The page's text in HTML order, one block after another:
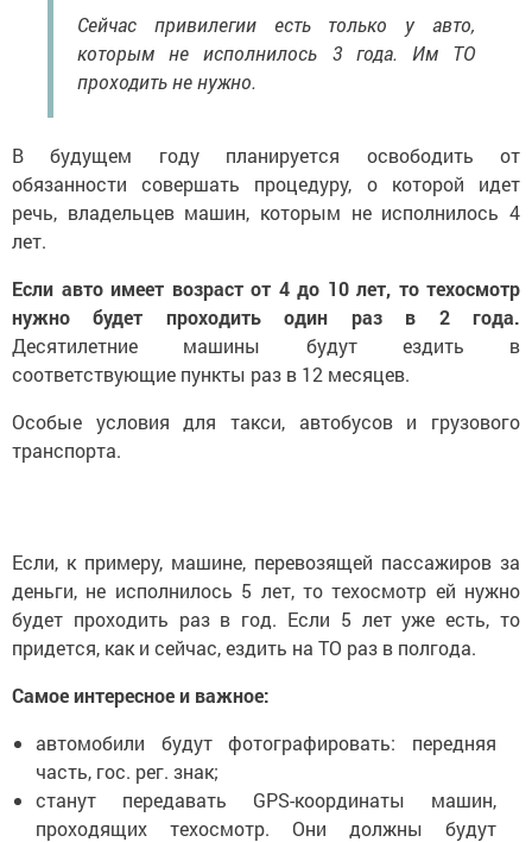
Сейчас привилегии есть только у авто,
которым не исполнилось 3 года. Им ТО
проходить не нужно.
В будущем году планируется освободить от
обязанности совершать процедуру, о которой идет
речь, владельцев машин, которым не исполнилось 4
лет.
Если авто имеет возраст от 4 до 10 лет, то техосмотр
нужно будет проходить один раз в 2 года.
Десятилетние машины будут ездить в
соответствующие пункты раз в 12 месяцев.
Особые условия для такси, автобусов и грузового
транспорта.
Если, к примеру, машине, перевозящей пассажиров за
деньги, не исполнилось 5 лет, то техосмотр ей нужно
будет проходить раз в год. Если 5 лет уже есть, то
придется, как и сейчас, ездить на ТО раз в полгода.
Самое интересное и важное:
автомобили будут фотографировать: передняя
часть, гос. рег. знак;
станут передавать GPS-координаты машин,
проходящих техосмотр. Они должны будут